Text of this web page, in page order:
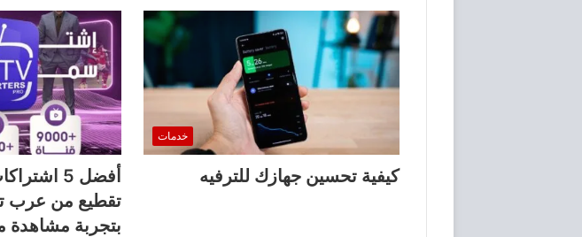
خدمات
كيفية تحسين جهازك للترفيه
تقطيع من عرب
بتجربة مشاهدة